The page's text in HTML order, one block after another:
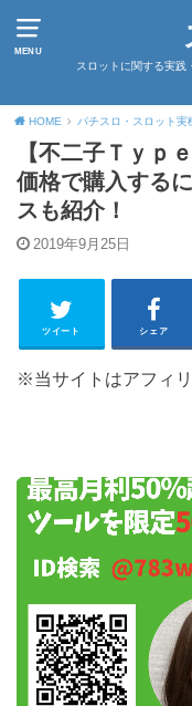
MENU
スロットに関する実践
HOME パチスロ・スロット実
【不二子Ｔｙｐ
価格で購入する
スも紹介！
2019年9月25日
ツイート シェア
※当サイトはアフィ